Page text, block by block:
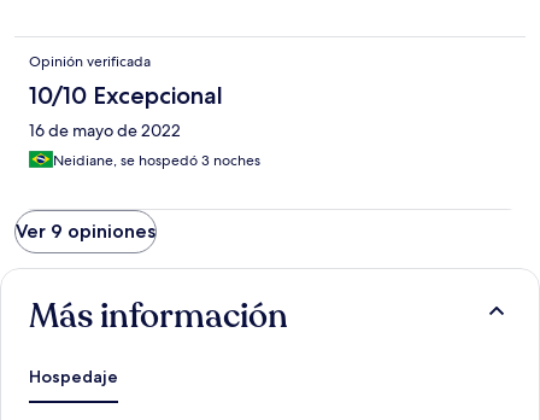
Opinión verificada
10/10 Excepcional
16 de mayo de 2022
Neidiane, se hospedó 3 noches
Ver 9 opiniones
Más información
Hospedaje